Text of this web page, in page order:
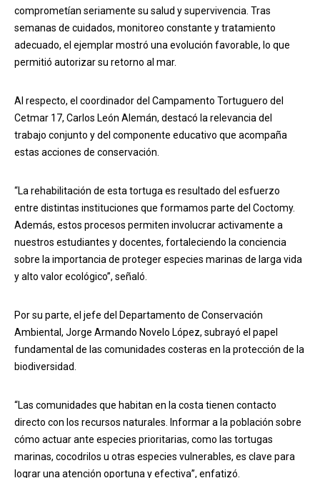
comprometían seriamente su salud y supervivencia. Tras
semanas de cuidados, monitoreo constante y tratamiento
adecuado, el ejemplar mostró una evolución favorable, lo que
permitió autorizar su retorno al mar.
Al respecto, el coordinador del Campamento Tortuguero del
Cetmar 17, Carlos León Alemán, destacó la relevancia del
trabajo conjunto y del componente educativo que acompaña
estas acciones de conservación.
“La rehabilitación de esta tortuga es resultado del esfuerzo
entre distintas instituciones que formamos parte del Coctomy.
Además, estos procesos permiten involucrar activamente a
nuestros estudiantes y docentes, fortaleciendo la conciencia
sobre la importancia de proteger especies marinas de larga vida
y alto valor ecológico”, señaló.
Por su parte, el jefe del Departamento de Conservación
Ambiental, Jorge Armando Novelo López, subrayó el papel
fundamental de las comunidades costeras en la protección de la
biodiversidad.
“Las comunidades que habitan en la costa tienen contacto
directo con los recursos naturales. Informar a la población sobre
cómo actuar ante especies prioritarias, como las tortugas
marinas, cocodrilos u otras especies vulnerables, es clave para
lograr una atención oportuna y efectiva”, enfatizó.